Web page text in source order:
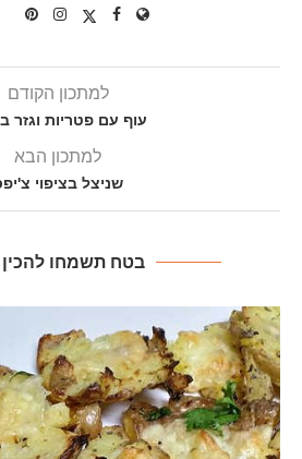
למתכון הקודם
עוף עם פטריות וגזר
למתכון הבא
שניצל בציפוי
בטח תשמחו